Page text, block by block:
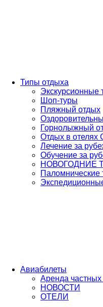
Типы отдыха
Экскурсионные
Шоп-туры
Пляжный отдых
Горнолыжный
Отдых в отелях
Лечение за
Обучение за
НОВОГОДНИЕ
Паломнические
Авиабилеты
Аренда частных
НОВОСТИ
ОТЕЛИ